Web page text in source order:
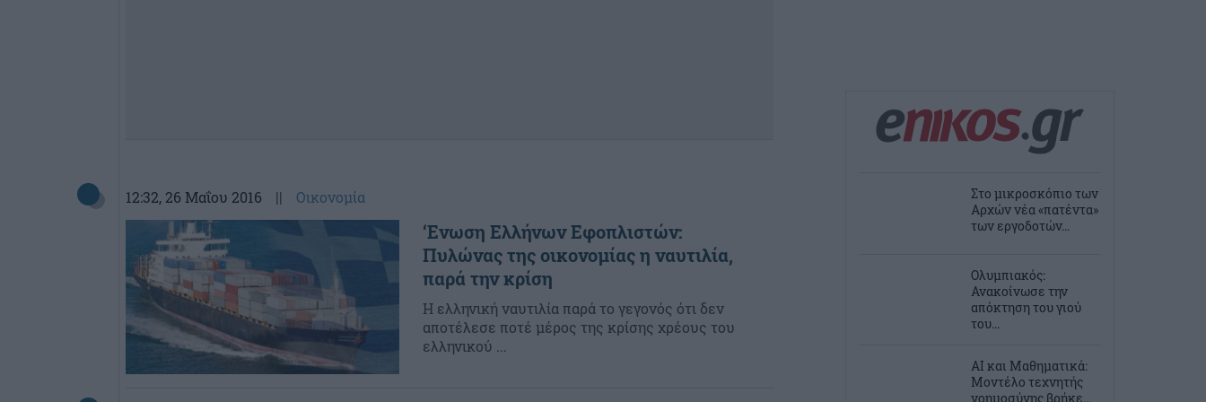
12:32, 26 Μαΐου 2016 || Οικονομία
‘Ενωση Ελλήνων Εφοπλιστών:
Πυλώνας της οικονομίας η ναυτιλία,
παρά την κρίση
Η ελληνική ναυτιλία παρά το γεγονός ότι δεν
αποτέλεσε ποτέ μέρος της κρίσης χρέους του
ελληνικού ...
Στο μικροσκόπιο των
Αρχών νέα «πατέντα»
των εργοδοτών...
Ολυμπιακός:
Ανακοίνωσε την
απόκτηση του γιού
του...
AI και Μαθηματικά:
Μοντέλο τεχνητής
νοημοσύνης βρήκε...